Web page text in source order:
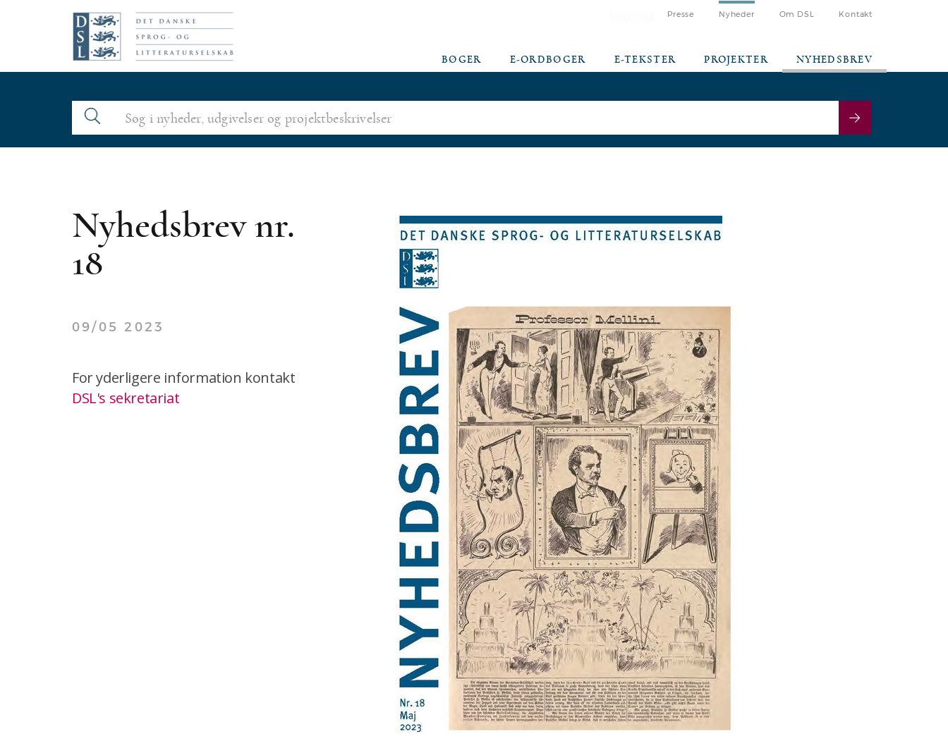
Presse Nyheder Om DSL Kontakt
BØGER E-ORDBØGER E-TEKSTER PROJEKTER NYHEDSBREV
Nyhedsbrev nr.
18
09/05 2023
For yderligere information kontakt
DSL's sekretariat